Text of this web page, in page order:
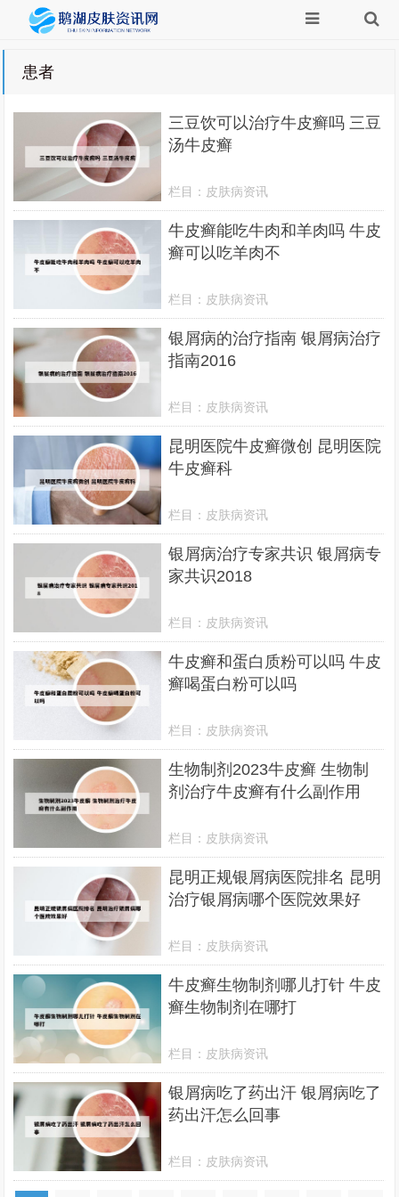
患者
三豆饮可以治疗牛皮癣吗 三豆
汤牛皮癣
栏目： 皮肤病资讯
牛皮癣能吃牛肉和羊肉吗 牛皮
癣可以吃羊肉不
栏目： 皮肤病资讯
银屑病的治疗指南 银屑病治疗
指南2016
栏目： 皮肤病资讯
昆明医院牛皮癣微创 昆明医院
牛皮癣科
栏目： 皮肤病资讯
银屑病治疗专家共识 银屑病专
家共识2018
栏目： 皮肤病资讯
牛皮癣和蛋白质粉可以吗 牛皮
癣喝蛋白粉可以吗
栏目： 皮肤病资讯
生物制剂2023牛皮癣 生物制
剂治疗牛皮癣有什么副作用
栏目： 皮肤病资讯
昆明正规银屑病医院排名 昆明
治疗银屑病哪个医院效果好
栏目： 皮肤病资讯
牛皮癣生物制剂哪儿打针 牛皮
癣生物制剂在哪打
栏目： 皮肤病资讯
银屑病吃了药出汗 银屑病吃了
药出汗怎么回事
栏目： 皮肤病资讯